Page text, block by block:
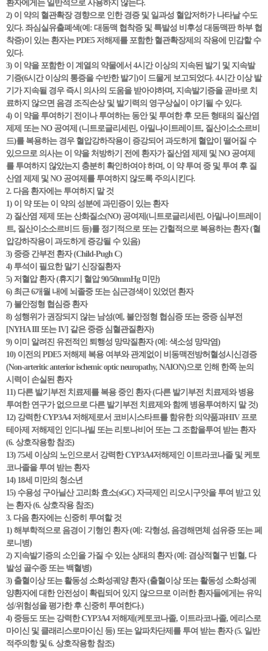
환자에게는 일반적으로 사용하지 않는다.
2) 이 약의 혈관확장 경향으로 인한 경증 및 일과성 혈압저하가 나타날 수도
있다. 좌심실유출폐색(예: 대동맥 협착증 및 특발성 비후성 대동맥판 하부 협
착증)이 있는 환자는 PDE5 저해제를 포함한 혈관확장제의 작용에 민감할 수
있다.
3) 이 약을 포함한 이 계열의 약물에서 4시간 이상의 지속된 발기 및 지속발
기증(6시간 이상의 통증을 수반한 발기)이 드물게 보고되었다. 4시간 이상 발
기가 지속될 경우 즉시 의사의 도움을 받아야하며, 지속발기증을 곧바로 치
료하지 않으면 음경 조직손상 및 발기력의 영구상실이 야기될 수 있다.
4) 이 약을 투여하기 전이나 투여하는 동안 및 투여한 후 모든 형태의 질산염
제제 또는 NO 공여제 (니트로글리세린, 아밀나이트레이트, 질산이소소르비
드)를 복용하는 경우 혈압강하작용이 증강되어 과도하게 혈압이 떨어질 수
있으므로 의사는 이 약을 처방하기 전에 환자가 질산염 제제 및 NO 공여제
를 투여하지 않았는지 충분히 확인하여야 하며, 이 약 투여 중 및 투여 후 질
산염 제제 및 NO 공여제를 투여하지 않도록 주의시킨다.
2. 다음 환자에는 투여하지 말 것
1) 이 약 또는 이 약의 성분에 과민증이 있는 환자
2) 질산염 제제 또는 산화질소(NO) 공여제(니트로글리세린, 아밀나이트레이
트, 질산이소소르비드 등)를 정기적으로 또는 간헐적으로 복용하는 환자 (혈
압강하작용이 과도하게 증강될 수 있음)
3) 중증 간부전 환자 (Child-Pugh C)
4) 투석이 필요한 말기 신장질환자
5) 저혈압 환자 (휴지기 혈압 90/50mmHg 미만)
6) 최근 6개월 내에 뇌졸중 또는 심근경색이 있었던 환자
7) 불안정형 협심증 환자
8) 성행위가 권장되지 않는 남성(예, 불안정형 협심증 또는 중증 심부전
[NYHA III 또는 IV] 같은 중증 심혈관질환자)
9) 이미 알려진 유전적인 퇴행성 망막질환자 (예: 색소성 망막염)
10) 이전의 PDE5 저해제 복용 여부와 관계없이 비동맥전방허혈성시신경증
(Non-arteritic anterior ischemic optic neuropathy, NAION)으로 인해 한쪽 눈의
시력이 손실된 환자
11) 다른 발기부전 치료제를 복용 중인 환자 (다른 발기부전 치료제와 병용
투여한 연구가 없으므로 다른 발기부전 치료제와 함께 병용투여하지 말 것)
12) 강력한 CYP3A4 저해제로서 코비시스타트를 함유한 의약품과HIV 프로
테아제 저해제인 인디나빌 또는 리토나비어 또는 그 조합을투여 받는 환자
(6. 상호작용항 참조)
13) 75세 이상의 노인으로서 강력한 CYP3A4저해제인 이트라코나졸 및 케토
코나졸을 투여 받는 환자
14) 18세 미만의 청소년
15) 수용성 구아닐산 고리화 효소(sGC) 자극제인 리오시구앗을 투여 받고 있
는 환자 (6. 상호작용 참조)
3. 다음 환자에는 신중히 투여할 것
1) 해부학적으로 음경이 기형인 환자 (예: 각형성, 음경해면체 섬유증 또는 페
로니병)
2) 지속발기증의 소인을 가질 수 있는 상태의 환자 (예: 겸상적혈구 빈혈, 다
발성 골수종 또는 백혈병)
3) 출혈이상 또는 활동성 소화성궤양 환자 (출혈이상 또는 활동성 소화성궤
양환자에 대한 안전성이 확립되어 있지 않으므로 이러한 환자들에게는 유익
성/위험성을 평가한 후 신중히 투여한다.)
4) 중등도 또는 강력한 CYP3A4 저해제(케토코나졸, 이트라코나졸, 에리스로
마이신 및 클래리스로마이신 등) 또는 알파차단제를 투여 받는 환자 (5. 일반
적주의항 및 6. 상호작용항 참조)